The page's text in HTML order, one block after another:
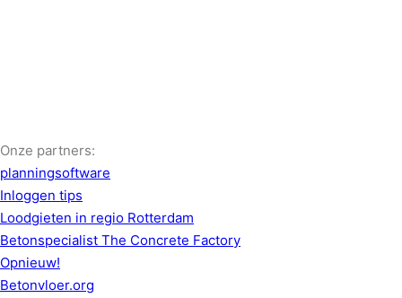
Onze partners:
planningsoftware
Inloggen tips
Loodgieten in regio Rotterdam
Betonspecialist The Concrete Factory
Opnieuw!
Betonvloer.org